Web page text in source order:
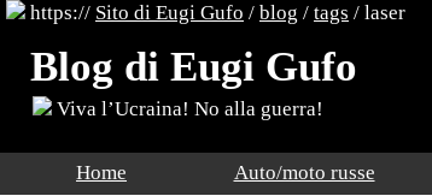
https:// Sito di Eugi Gufo / blog / tags / laser
Blog di Eugi Gufo
Viva l’Ucraina! No alla guerra!
Home Auto/moto russe